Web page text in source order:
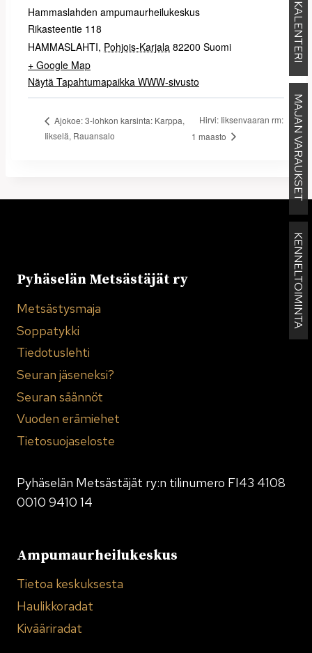
KALENTERI
MAJAN VARAUKSET
KENNELTOIMINTA
Hammaslahden ampumaurheilukeskus
Rikasteentie 118
HAMMASLAHTI, Pohjois-Karjala 82200 Suomi
+ Google Map
Näytä Tapahtumapaikka WWW-sivusto
Ajokoe: 3-lohkon karsinta: Karppa,
Iikselä, Rauansalo
Hirvi: Iiksenvaaran rm:
1 maasto
Pyhäselän Metsästäjät ry
Metsästysmaja
Soppatykki
Tiedotuslehti
Seuran jäseneksi?
Seuran säännöt
Vuoden erämiehet
Tietosuojaseloste
Pyhäselän Metsästäjät ry:n tilinumero FI43 4108
0010 9410 14
Ampumaurheilukeskus
Tietoa keskuksesta
Haulikkoradat
Kivääriradat